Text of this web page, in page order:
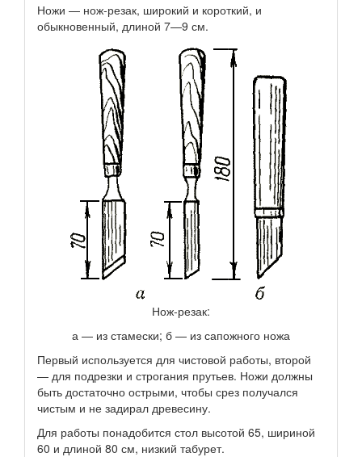
Ножи — нож-резак, широкий и короткий, и
обыкновенный, длиной 7—9 см.
Нож-резак:
а — из стамески; б — из сапожного ножа
Первый используется для чистовой работы, второй
— для подрезки и строгания прутьев. Ножи должны
быть достаточно острыми, чтобы срез получался
чистым и не задирал древесину.
Для работы понадобится стол высотой 65, шириной
60 и длиной 80 см, низкий табурет.